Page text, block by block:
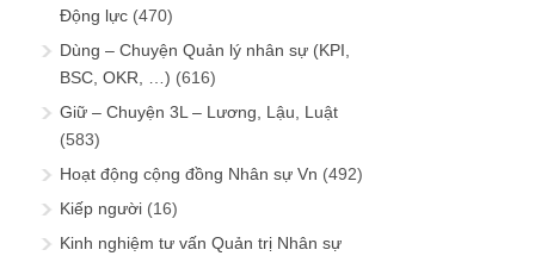
Động lực (470)
Dùng – Chuyện Quản lý nhân sự (KPI,
BSC, OKR, …) (616)
Giữ – Chuyện 3L – Lương, Lậu, Luật
(583)
Hoạt động cộng đồng Nhân sự Vn (492)
Kiếp người (16)
Kinh nghiệm tư vấn Quản trị Nhân sự